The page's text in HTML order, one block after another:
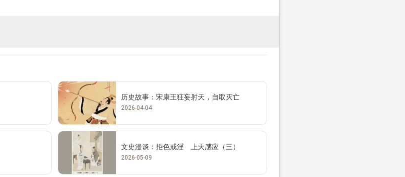
历史故事：宋康王狂妄射天，自取灭亡
2026-04-04
文史漫谈：拒色戒淫 上天感应（三）
2026-05-09